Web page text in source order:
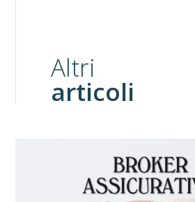
Altri
articoli